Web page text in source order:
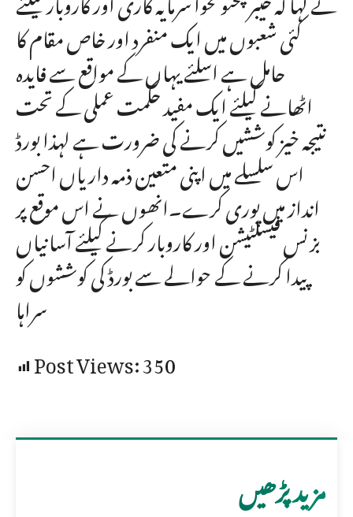
کئی شعبوں میں ایک منفرد اور خاص مقام کا
حامل ہے اسلئے یہاں کے مواقع سے فایدہ
اٹھانے کیلئے ایک مفید حکمت عملی کے تحت
نتیجہ خیز کوششیں کرنے کی ضرورت ہے لہذا بورڈ
اس سلسلے میں اپنی متعین ذمہ داریاں احسن
انداز میں پوری کرے۔انھوں نے اس موقع پر
بزنس فیسلٹیشن اور کاروبار کرنے کیلئے آسانیاں
پیدا کرنے کے حوالے سے بورڈ کی کوششوں کو
سراہا
Post Views:350
مزید پڑھیں